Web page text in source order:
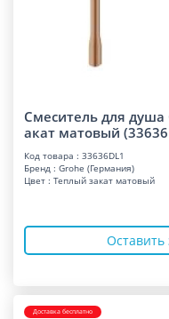
Смеситель для душа
акат матовый
Код товара : 33636DL1
Бренд : Grohe (Германия)
Цвет : Теплый закат матовый
Оставить
Доставка бесплатно